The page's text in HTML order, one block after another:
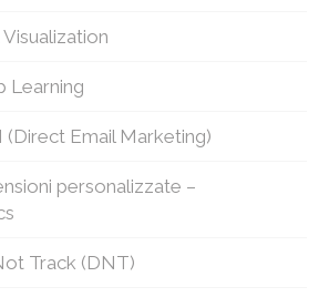
Learning
(Direct Email Marketing)
personalizzate –
Track (DNT)